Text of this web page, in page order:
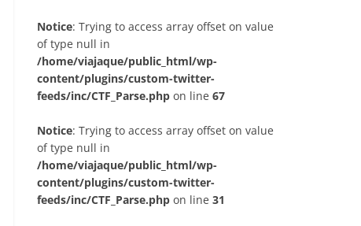
Notice: Trying to access array offset on value
of type null in
/home/viajaque/public_html/wp-
content/plugins/custom-twitter-
feeds/inc/CTF_Parse.php on line 67
Notice: Trying to access array offset on value
of type null in
/home/viajaque/public_html/wp-
content/plugins/custom-twitter-
feeds/inc/CTF_Parse.php on line 31